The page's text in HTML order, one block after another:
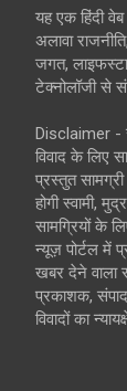
यह एक हिंदी
अलावा
जगत,
टेक्नोलॉजी से
Disclaimer -
विवाद के लिए
प्रस्तुत
होगी स्वामी,
सामग्रियों के
न्यूज़ पोर्टल में
खबर देने वाला
प्रकाशक,
विवादों का